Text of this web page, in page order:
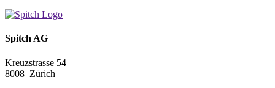
Spitch AG
Kreuzstrasse 54
8008 Zürich